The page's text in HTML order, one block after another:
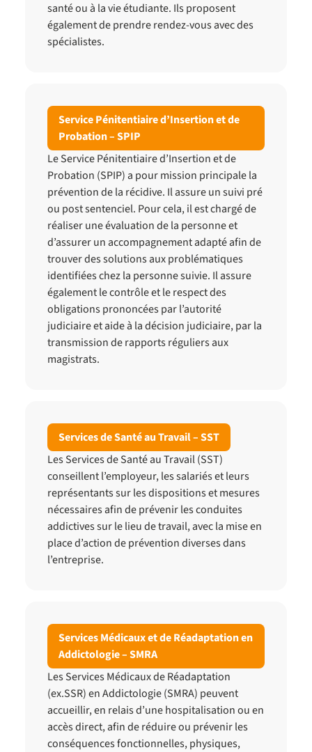
santé ou à la vie étudiante. Ils proposent
également de prendre rendez-vous avec des
spécialistes.
Service Pénitentiaire d’Insertion et de
Probation – SPIP
Le Service Pénitentiaire d’Insertion et de
Probation (SPIP) a pour mission principale la
prévention de la récidive. Il assure un suivi pré
ou post sentenciel. Pour cela, il est chargé de
réaliser une évaluation de la personne et
d’assurer un accompagnement adapté afin de
trouver des solutions aux problématiques
identifiées chez la personne suivie. Il assure
également le contrôle et le respect des
obligations prononcées par l’autorité
judiciaire et aide à la décision judiciaire, par la
transmission de rapports réguliers aux
magistrats.
Services de Santé au Travail – SST
Les Services de Santé au Travail (SST)
conseillent l’employeur, les salariés et leurs
représentants sur les dispositions et mesures
nécessaires afin de prévenir les conduites
addictives sur le lieu de travail, avec la mise en
place d’action de prévention diverses dans
l’entreprise.
Services Médicaux et de Réadaptation en
Addictologie – SMRA
Les Services Médicaux de Réadaptation
(ex.SSR) en Addictologie (SMRA) peuvent
accueillir, en relais d’une hospitalisation ou en
accès direct, afin de réduire ou prévenir les
conséquences fonctionnelles, physiques,